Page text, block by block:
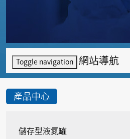
Toggle navigation 網站導航
產品中心
儲存型液氮罐